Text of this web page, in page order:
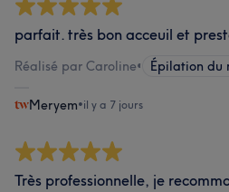
parfait. très bon acceuil et
Réalisé par Caroline• Épilation du
Meryem•il y a 7 jours
Très professionnelle, je